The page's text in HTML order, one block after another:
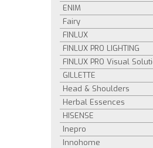
ENIM
Fairy
FINLUX
FINLUX PRO LIGHTING
FINLUX PRO Visual
GILLETTE
Head & Shoulders
Herbal Essences
HISENSE
Inepro
Innohome